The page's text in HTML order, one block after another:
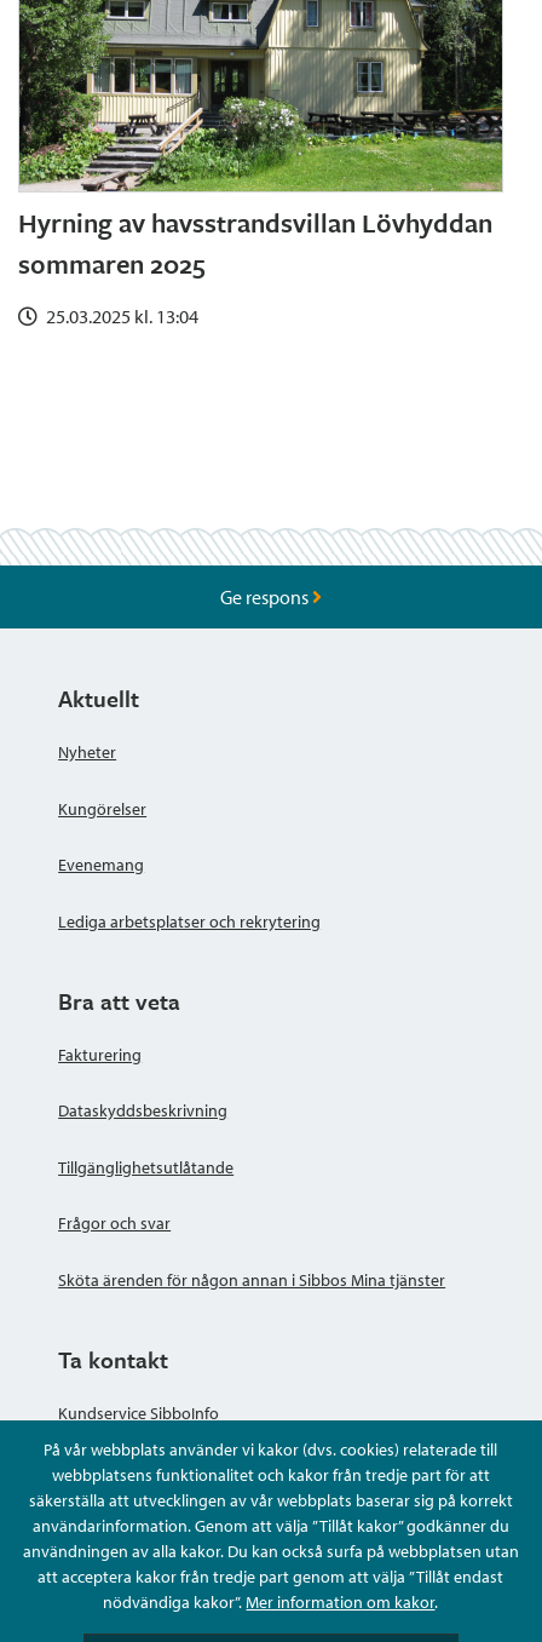
Hyrning av havsstrandsvillan Lövhyddan
sommaren 2025
25.03.2025 kl. 13:04
På vår webbplats använder vi kakor (dvs. cookies) relaterade till
webbplatsens funktionalitet och kakor från tredje part för att
säkerställa att utvecklingen av vår webbplats baserar sig på korrekt
användarinformation. Genom att välja ”Tillåt kakor” godkänner du
användningen av alla kakor. Du kan också surfa på webbplatsen utan
att acceptera kakor från tredje part genom att välja ”Tillåt endast
nödvändiga kakor”.Mer information om kakor.
Ge respons
Aktuellt
Nyheter
Kungörelser
Evenemang
Lediga arbetsplatser och rekrytering
Bra att veta
Fakturering
Dataskyddsbeskrivning
Tillgänglighetsutlåtande
Frågor och svar
Sköta ärenden för någon annan i Sibbos Mina tjänster
Ta kontakt
Kundservice SibboInfo
Ge anonym respons
Ställ en fråga eller sköta ditt ärende
Kontaktuppgifter